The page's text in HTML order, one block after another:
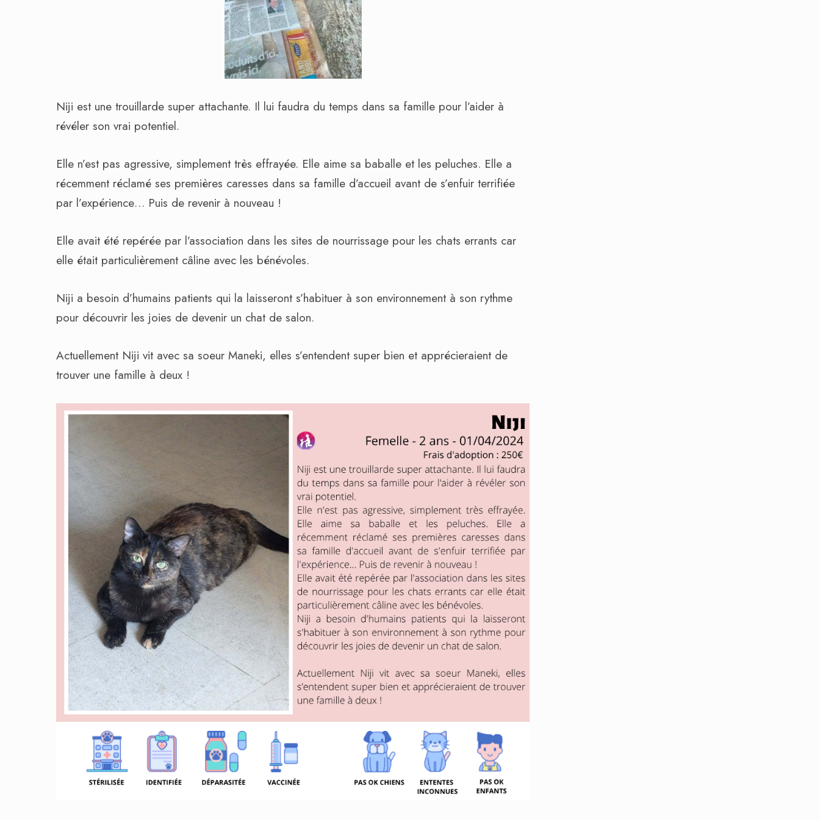
Niji est une trouillarde super attachante. Il lui faudra du temps dans sa famille pour l’aider à
révéler son vrai potentiel.
Elle n’est pas agressive, simplement très effrayée. Elle aime sa baballe et les peluches. Elle a
récemment réclamé ses premières caresses dans sa famille d’accueil avant de s’enfuir terrifiée
par l’expérience… Puis de revenir à nouveau !
Elle avait été repérée par l’association dans les sites de nourrissage pour les chats errants car
elle était particulièrement câline avec les bénévoles.
Niji a besoin d’humains patients qui la laisseront s’habituer à son environnement à son rythme
pour découvrir les joies de devenir un chat de salon.
Actuellement Niji vit avec sa soeur Maneki, elles s’entendent super bien et apprécieraient de
trouver une famille à deux !